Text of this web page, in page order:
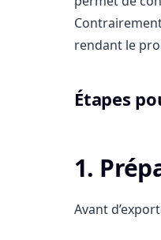
rendant le
Étapes
1.
Avant